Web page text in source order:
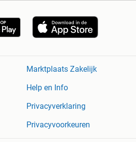
Marktplaats Zakelijk
Help en Info
Privacyverklaring
Privacyvoorkeuren